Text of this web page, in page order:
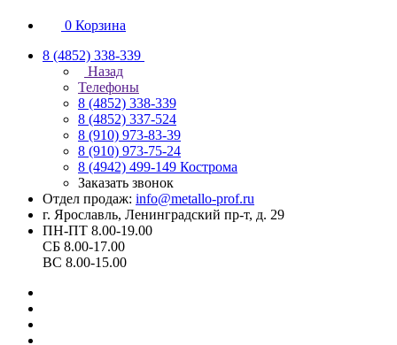
0 Корзина
8 (4852) 338-339
Назад
Телефоны
8 (4852) 338-339
8 (4852) 337-524
8 (910) 973-83-39
8 (910) 973-75-24
8 (4942) 499-149 Кострома
Заказать звонок
Отдел продаж: info@metallo-prof.ru
г. Ярославль, Ленинградский пр-т, д. 29
ПН-ПТ 8.00-19.00
СБ 8.00-17.00
ВС 8.00-15.00